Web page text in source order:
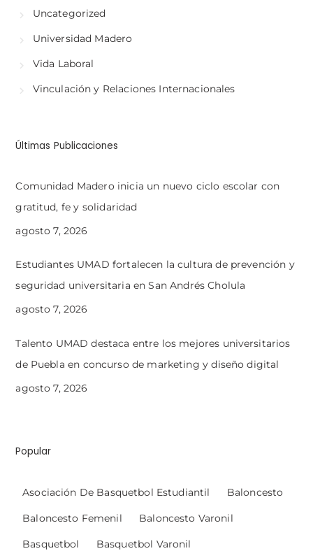
Uncategorized
Universidad Madero
Vida Laboral
Vinculación y Relaciones Internacionales
Últimas Publicaciones
Comunidad Madero inicia un nuevo ciclo escolar con
gratitud, fe y solidaridad
agosto 7, 2026
Estudiantes UMAD fortalecen la cultura de prevención y
seguridad universitaria en San Andrés Cholula
agosto 7, 2026
Talento UMAD destaca entre los mejores universitarios
de Puebla en concurso de marketing y diseño digital
agosto 7, 2026
Popular
Asociación De Basquetbol Estudiantil Baloncesto
Baloncesto Femenil Baloncesto Varonil
Basquetbol Basquetbol Varonil